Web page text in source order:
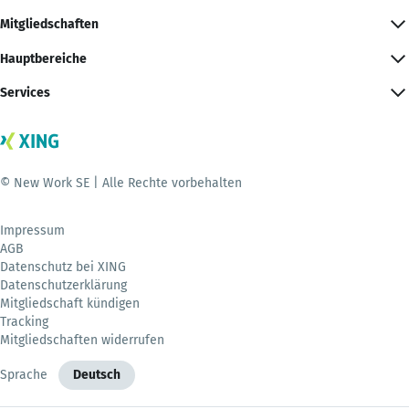
Mitgliedschaften
Hauptbereiche
Services
© New Work SE | Alle Rechte vorbehalten
Impressum
AGB
Datenschutz bei XING
Datenschutzerklärung
Mitgliedschaft kündigen
Tracking
Mitgliedschaften widerrufen
Sprache Deutsch